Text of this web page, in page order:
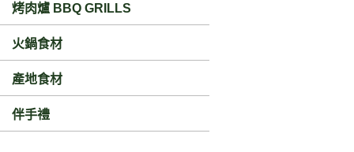
烤肉爐 BBQ GRILLS
火鍋食材
產地食材
伴手禮